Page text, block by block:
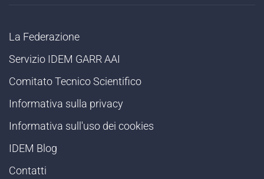
La Federazione
Servizio IDEM GARR AAI
Comitato Tecnico Scientifico
Informativa sulla privacy
Informativa sull'uso dei cookies
IDEM Blog
Contatti